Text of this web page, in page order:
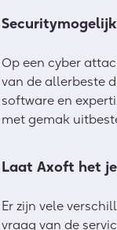
Op een cyber
van de allerbeste
software en
met gemak
Laat Axoft het
Er zijn vele
vraag van de